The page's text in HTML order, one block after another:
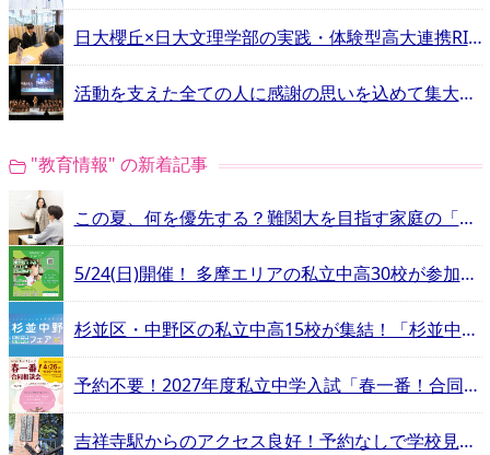
日大櫻丘×日大文理学部の実践・体験型高大連携RINGS【エデュスタッフ訪問記】
活動を支えた全ての人に感謝の思いを込めて集大成のダンス！日大明誠ダンス部自主公演「Gift」【エデュスタッフ訪問記】
"教育情報" の新着記事
この夏、何を優先する？難関大を目指す家庭の「学習計画」と「塾選び」
5/24(日)開催！ 多摩エリアの私立中高30校が参加する合同相談会
杉並区・中野区の私立中高15校が集結！「杉並中野私立中学高等学校フェア」
予約不要！2027年度私立中学入試「春一番！合同相談会」
吉祥寺駅からのアクセス良好！予約なしで学校見学が可能な立教新座【エデュスタッフが行く！立教新座中学校・高等学校−吉祥寺ルート編−】